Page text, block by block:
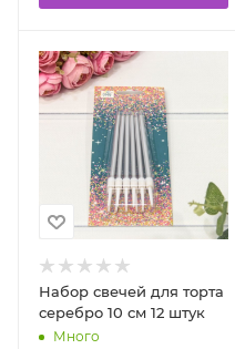
Набор свечей для торта
серебро 10 см 12 штук
Много